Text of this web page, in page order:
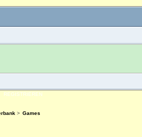
REGISTRIEREN
> Games